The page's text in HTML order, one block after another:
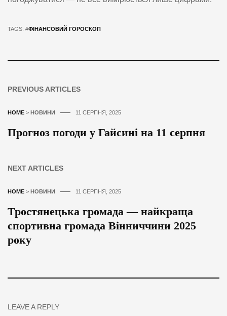
TAGS: #ФІНАНСОВИЙ ГОРОСКОП
PREVIOUS ARTICLES
HOME > НОВИНИ 11 СЕРПНЯ, 2025
Прогноз погоди у Гайсині на 11 серпня
NEXT ARTICLES
HOME > НОВИНИ 11 СЕРПНЯ, 2025
Тростянецька громада — найкраща
спортивна громада Вінниччини 2025
року
LEAVE A REPLY